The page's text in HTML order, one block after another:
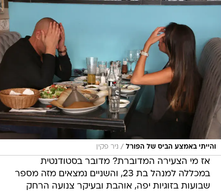
והייתי באמצע הביס של הפורל / ניר פקין
אז מי הצעירה המדוברת? מדובר בסטודנטית
במכללה למנהל בת 23, והשניים נמצאים מזה מספר
שבועות בזוגיות יפה, אוהבת ובעיקר צנועה הרחק